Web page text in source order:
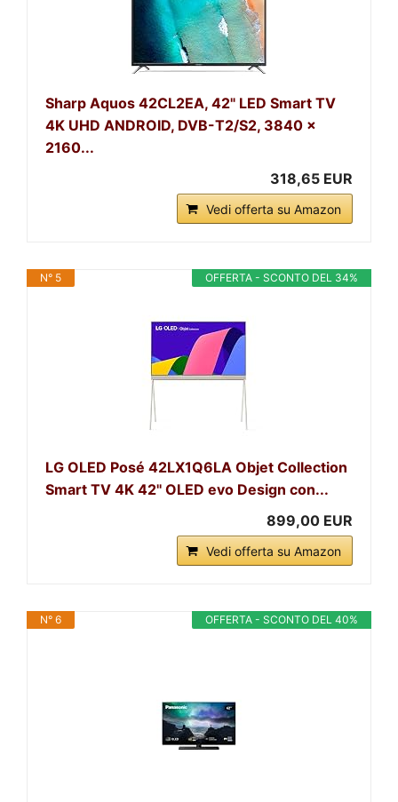
Sharp Aquos 42CL2EA, 42" LED Smart TV
4K UHD ANDROID, DVB-T2/S2, 3840 x
2160...
318,65 EUR
Vedi offerta su Amazon
OFFERTA - SCONTO DEL 34%
N° 5
LG OLED Posé 42LX1Q6LA Objet Collection
Smart TV 4K 42'' OLED evo Design con...
899,00 EUR
Vedi offerta su Amazon
OFFERTA - SCONTO DEL 40%
N° 6